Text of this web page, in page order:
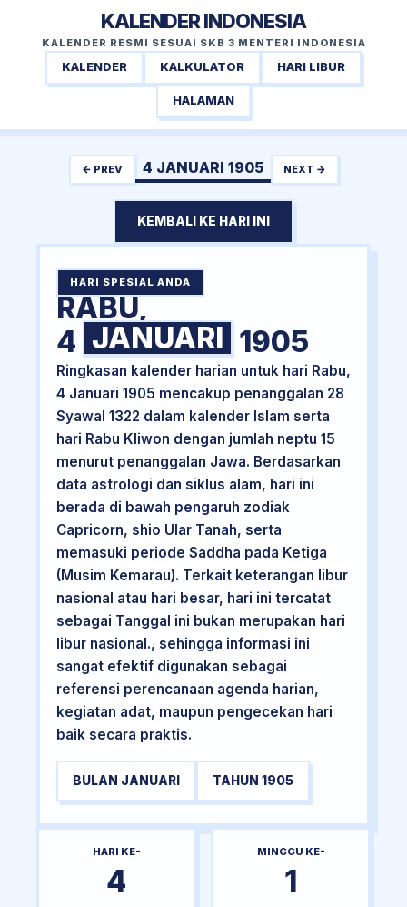
KALENDER INDONESIA
KALENDER RESMI SESUAI SKB 3 MENTERI INDONESIA
KALENDER KALKULATOR HARI LIBUR
HALAMAN
← PREV 4 JANUARI 1905 NEXT →
KEMBALI KE HARI INI
HARI SPESIAL ANDA
RABU,
4 JANUARI 1905
Ringkasan kalender harian untuk hari Rabu,
4 Januari 1905 mencakup penanggalan 28
Syawal 1322 dalam kalender Islam serta
hari Rabu Kliwon dengan jumlah neptu 15
menurut penanggalan Jawa. Berdasarkan
data astrologi dan siklus alam, hari ini
berada di bawah pengaruh zodiak
Capricorn, shio Ular Tanah, serta
memasuki periode Saddha pada Ketiga
(Musim Kemarau). Terkait keterangan libur
nasional atau hari besar, hari ini tercatat
sebagai Tanggal ini bukan merupakan hari
libur nasional., sehingga informasi ini
sangat efektif digunakan sebagai
referensi perencanaan agenda harian,
kegiatan adat, maupun pengecekan hari
baik secara praktis.
BULAN JANUARI TAHUN 1905
HARI KE-
4
MINGGU KE-
1